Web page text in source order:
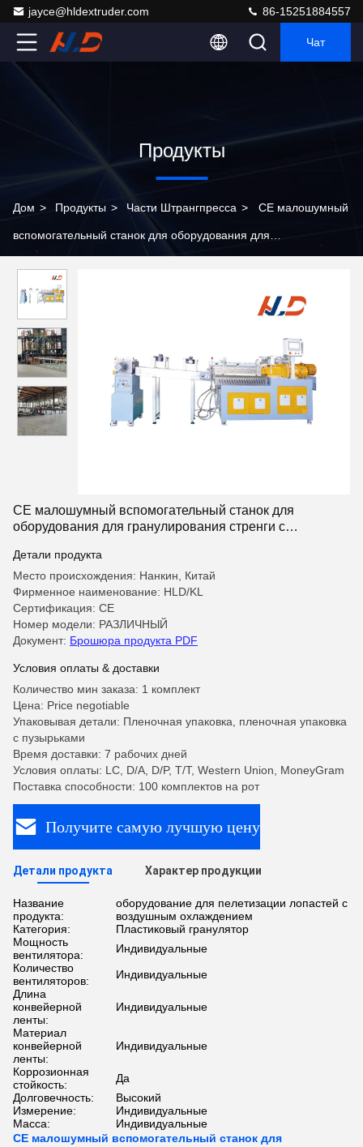
jayce@hldextruder.com 86-15251884557
Чат
Продукты
Дом > Продукты > Части Штрангпресса > CE малошумный
вспомогательный станок для оборудования для
CE малошумный вспомогательный станок для
оборудования для гранулирования стренги с
Детали продукта
Место происхождения: Нанкин, Китай
Фирменное наименование: HLD/KL
Сертификация: CE
Номер модели: РАЗЛИЧНЫЙ
Документ: Брошюра продукта PDF
Условия оплаты & доставки
Количество мин заказа: 1 комплект
Цена: Price negotiable
Упаковывая детали: Пленочная упаковка, пленочная упаковка
с пузырьками
Время доставки: 7 рабочих дней
Условия оплаты: LC, D/A, D/P, T/T, Western Union, MoneyGram
Поставка способности: 100 комплектов на рот
Получите самую лучшую цену
Детали продукта Характер продукции
Название
продукта:
оборудование для пелетизации лопастей с
воздушным охлаждением
Категория:
Пластиковый гранулятор
Мощность
вентилятора:
Индивидуальные
Количество
вентиляторов:
Индивидуальные
Длина
конвейерной
ленты:
Индивидуальные
Материал
конвейерной
ленты:
Индивидуальные
Коррозионная
стойкость:
Да
Долговечность:
Высокий
Измерение:
Индивидуальные
Масса:
Индивидуальные
CE малошумный вспомогательный станок для